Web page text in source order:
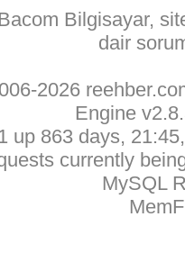
Bilgisayar,
dair
2026
Engine
up 863 days,
currently
MySQL